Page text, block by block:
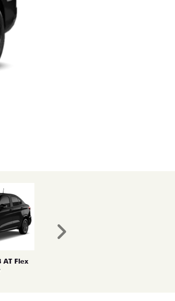
AT Flex
Próximo